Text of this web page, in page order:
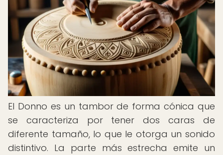
El Donno es un tambor de forma cónica que
se caracteriza por tener dos caras de
diferente tamaño, lo que le otorga un sonido
distintivo. La parte más estrecha emite un